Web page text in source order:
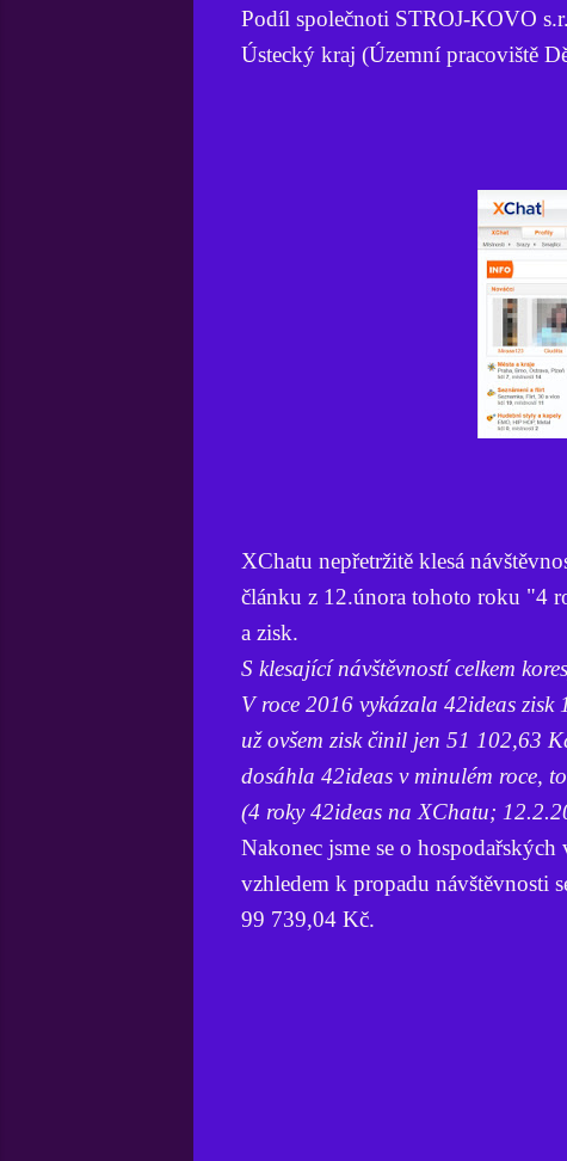
Podíl společnoti STROJ-KOVO
Ústecký kraj (Územní pracoviště
XChatu nepřetržitě klesá
článku z 12.února tohoto roku "4
a zisk.
S klesající návštěvností celkem
V roce 2016 vykázala 42ideas
už ovšem zisk činil jen 51 102,63
dosáhla 42ideas v minulém roce,
(4 roky 42ideas na XChatu;
Nakonec jsme se o
vzhledem k propadu návštěvnosti
99 739,04 Kč.